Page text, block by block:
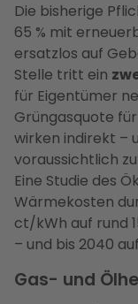
Die bisherige
65 % mit
ersatzlos auf
Stelle tritt ein
für Eigentümer
Grüngasquote
wirken indirekt –
voraussichtlich
Eine Studie des
Wärmekosten
ct/kWh auf rund
– und bis 2040
Gas- und